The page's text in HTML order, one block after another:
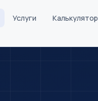
Услуги Калькулятор